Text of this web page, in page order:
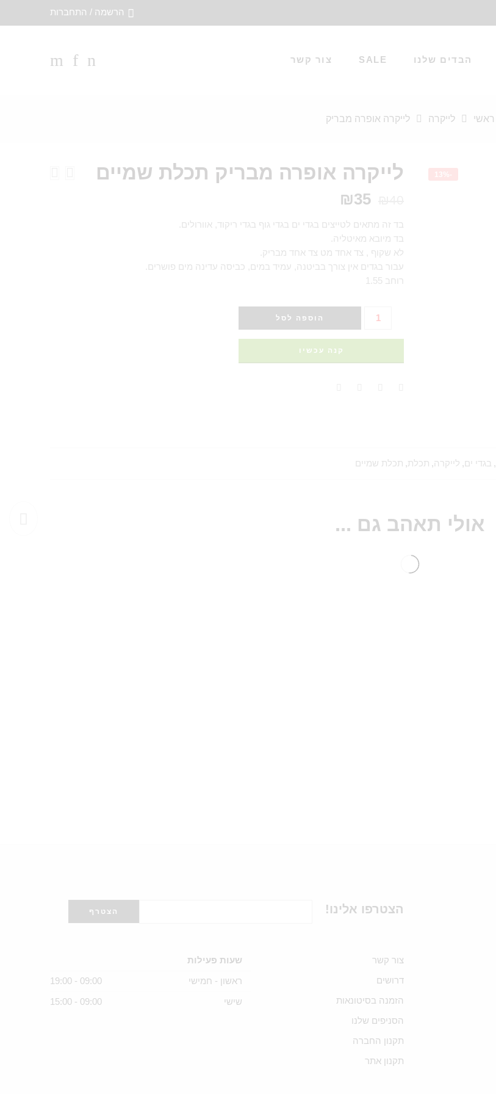
הרשמה / התחברות
הבדים שלנו SALE צור קשר
ראשי לייקרה לייקרה אופרה מבריק
-13% לייקרה אופרה מבריק תכלת שמיים
₪35
בד זה מתאים לטייצים בגדי ים בגדי גוף בגדי ריקוד, אוורולים.
בד מיובא מאיטליה.
לא שקוף , צד אחד מט צד אחד מבריק.
עבור בגדים אין צורך בביטנה, עמיד במים, כביסה עדינה מים פושרים.
רוחב 1.55
הוספה לסל
קנה עכשיו
, בגדי ים, לייקרה, תכלת, תכלת שמיים
אולי תאהב גם ...
הצטרפו אלינו!
צור קשר
דרושים
הזמנה בסיטונאות
הסניפים שלנו
תקנון החברה
תקנון אתר
שעות פעילות
ראשון - חמישי 09:00 - 19:00
שישי 09:00 - 15:00